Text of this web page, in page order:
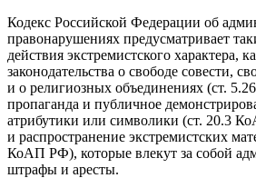
Кодекс Российской Федерации об
правонарушениях предусматривает
действия экстремистского характера,
законодательства о свободе совести,
и о религиозных объединениях (ст.
пропаганда и публичное
атрибутики или символики (ст. 20.3
и распространение экстремистских
КоАП РФ), которые влекут за собой
штрафы и аресты.